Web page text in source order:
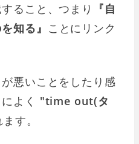
ること、つまり
『自
知る』 ことにリンク
悪いことをしたり感
よく "time out(タ
す。